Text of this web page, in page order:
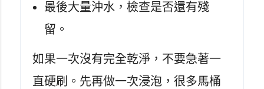
最後大量沖水，檢查是否還有殘
留。
如果一次沒有完全乾淨，不要急著一
直硬刷。先再做一次浸泡，很多馬桶